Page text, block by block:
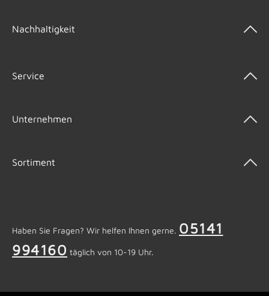
Nachhaltigkeit
Service
Unternehmen
Sortiment
Haben Sie Fragen? Wir helfen Ihnen gerne. 05141
994160 täglich von 10-19 Uhr.